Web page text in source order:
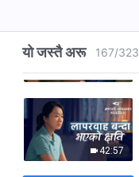
यो जस्तै अरू 167/323
34:57
42:57